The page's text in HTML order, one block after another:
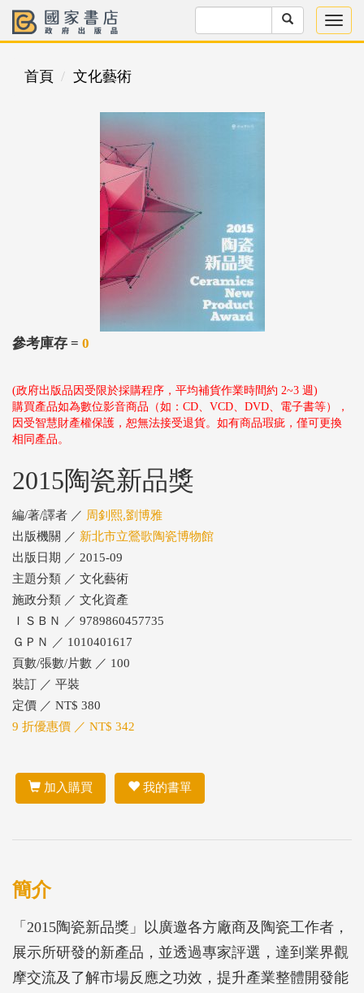
首頁 文化藝術
參考庫存 = 0
(政府出版品因受限於採購程序，平均補貨作業時間約 2~3 週)
購買產品如為數位影音商品（如：CD、VCD、DVD、電子書等），
因受智慧財產權保護，恕無法接受退貨。如有商品瑕疵，僅可更換
相同產品。
2015陶瓷新品獎
編/著/譯者 ／ 周釗熙,劉博雅
出版機關 ／ 新北市立鶯歌陶瓷博物館
出版日期 ／ 2015-09
主題分類 ／ 文化藝術
施政分類 ／ 文化資產
ＩＳＢＮ ／ 9789860457735
ＧＰＮ ／ 1010401617
頁數/張數/片數 ／ 100
裝訂 ／ 平裝
定價 ／ NT$ 380
9 折優惠價 ／ NT$ 342
加入購買 我的書單
簡介
「2015陶瓷新品獎」以廣邀各方廠商及陶瓷工作者，
展示所研發的新產品，並透過專家評選，達到業界觀
摩交流及了解市場反應之功效，提升產業整體開發能